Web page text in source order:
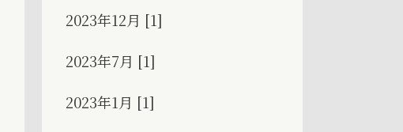
2023年12月 [1]
2023年7月 [1]
2023年1月 [1]